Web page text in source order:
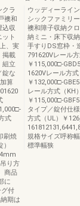
クラ
襖和
込収
ト
、実
掲載
組立
錠な
算
式
刷焼
り方
商品
に
付
期は
ウッディーライ
シックファミリ
襖和障子収納ク
納ミニ・床下収
手すりDS窓枠・
791620Vレール
￥115,000□-
1620Vレール方
￥132,000□-
レール方式（KH
￥115,000□-
タイプ／錠付仕
方式（UL）￥
規格サイズ呼称
標準幅狭